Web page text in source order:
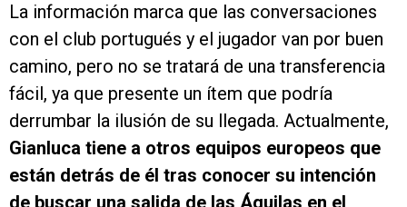
La información marca que las conversaciones
con el club portugués y el jugador van por buen
camino, pero no se tratará de una transferencia
fácil, ya que presente un ítem que podría
derrumbar la ilusión de su llegada. Actualmente,
Gianluca tiene a otros equipos europeos que
están detrás de él tras conocer su intención